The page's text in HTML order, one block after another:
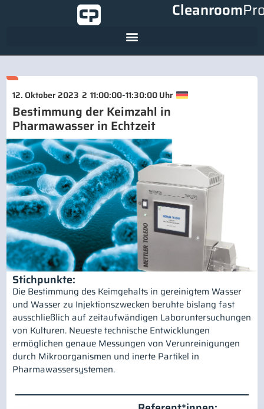
Cleanroom
12. Oktober 2023 2 11:00:00-11:30:00 Uhr
Bestimmung der Keimzahl in
Pharmawasser in Echtzeit
Stichpunkte:
Die Bestimmung des Keimgehalts in gereinigtem Wasser
und Wasser zu Injektionszwecken beruhte bislang fast
ausschließlich auf zeitaufwändigen Laboruntersuchungen
von Kulturen. Neueste technische Entwicklungen
ermöglichen genaue Messungen von Verunreinigungen
durch Mikroorganismen und inerte Partikel in
Pharmawassersystemen.